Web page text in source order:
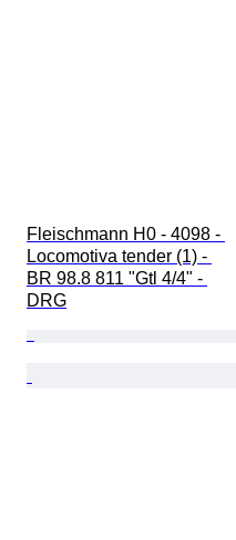
Fleischmann H0 - 4098 -
Locomotiva tender (1) -
BR 98.8 811 "Gtl 4/4" -
DRG